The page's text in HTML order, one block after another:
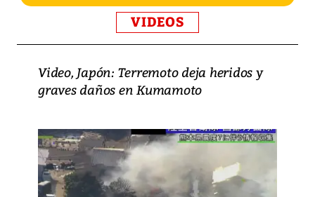
VIDEOS
Video, Japón: Terremoto deja heridos y
graves daños en Kumamoto